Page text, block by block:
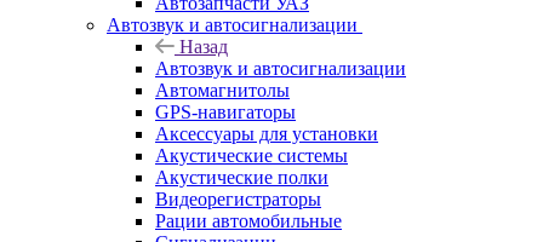
Автозвук и автосигнализации
Назад
Автозвук и автосигнализации
Автомагнитолы
GPS-навигаторы
Аксессуары для установки
Акустические системы
Акустические полки
Видеорегистраторы
Рации автомобильные